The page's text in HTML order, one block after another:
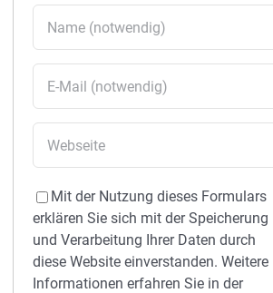
Mit der Nutzung dieses Formulars
erklären Sie sich mit der Speicherung
und Verarbeitung Ihrer Daten durch
diese Website einverstanden. Weitere
Informationen erfahren Sie in der